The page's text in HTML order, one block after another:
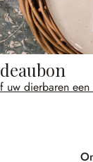
uw dierbaren